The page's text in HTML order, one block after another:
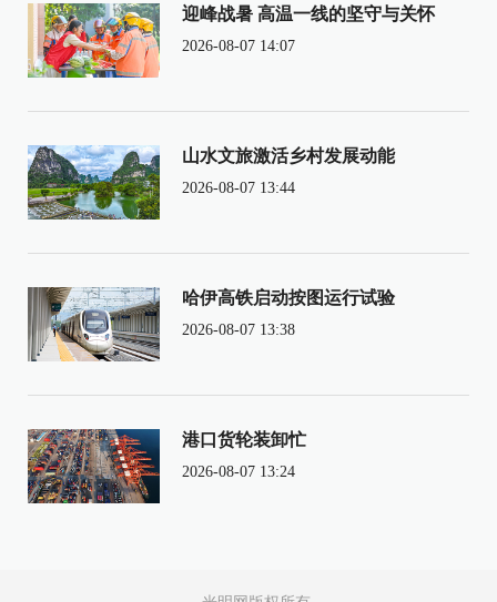
迎峰战暑 高温一线的坚守与关怀
2026-08-07 14:07
山水文旅激活乡村发展动能
2026-08-07 13:44
哈伊高铁启动按图运行试验
2026-08-07 13:38
港口货轮装卸忙
2026-08-07 13:24